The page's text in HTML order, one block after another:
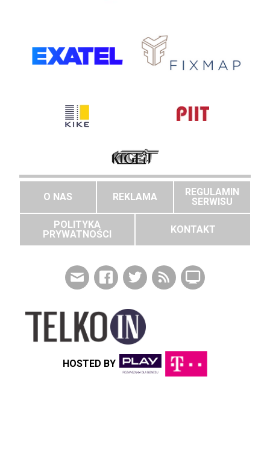
O NAS REKLAMA
REGULAMIN
SERWISU
POLITYKA
PRYWATNOŚCI
KONTAKT
HOSTED BY